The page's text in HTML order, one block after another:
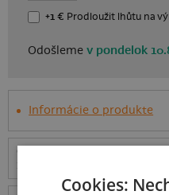
+1 € Prodloužit lhůtuna
Odošlemev pondelok
Informácie o produkte
Cookies: